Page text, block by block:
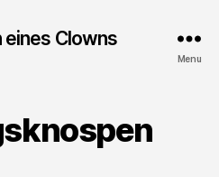
Clowns
Menu